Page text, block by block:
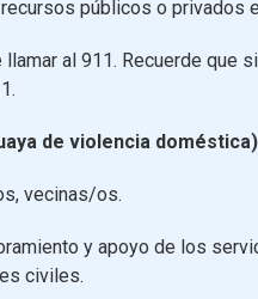
públicos o privados
al 911. Recuerde que
de violencia doméstica)
vecinas/os.
y apoyo de los
civiles.